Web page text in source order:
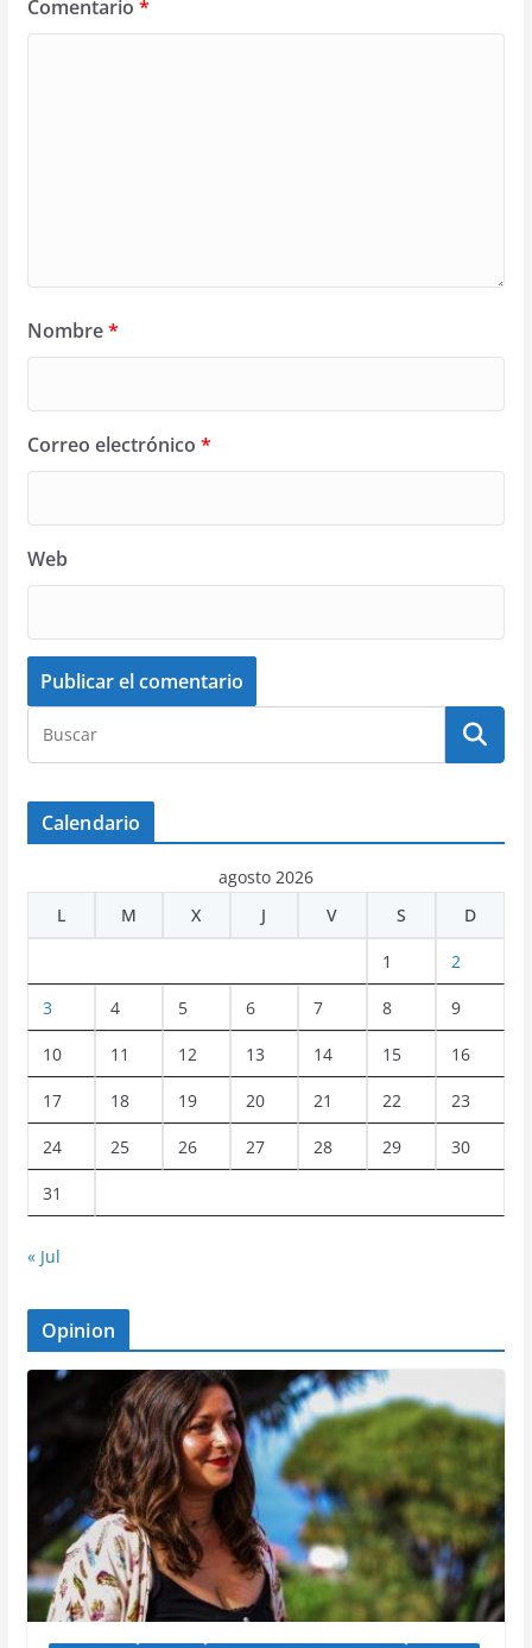
Comentario *
Nombre*
Correo electrónico *
Web
Calendario
agosto 2026
L
M X J V S D
1 2
3 4 5 6 7 8 9
10 11 12 13 14 15 16
17 18 19 20 21 22 23
24 25 26 27 28 29 30
31
« Jul
Opinion